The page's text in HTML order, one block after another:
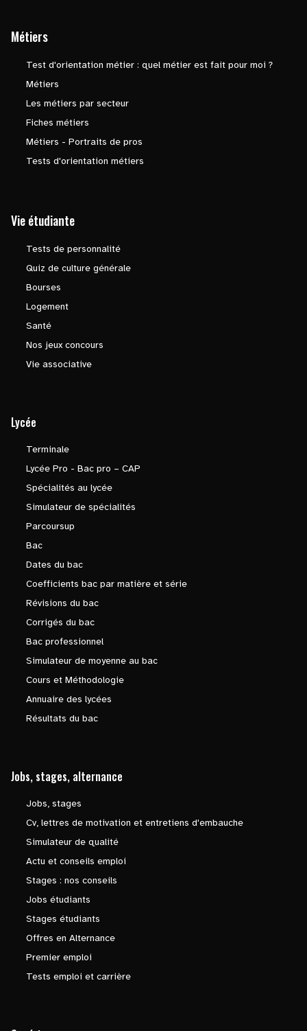
Métiers
Test d'orientation métier : quel métier est fait pour moi ?
Métiers
Les métiers par secteur
Fiches métiers
Métiers - Portraits de pros
Tests d'orientation métiers
Vie étudiante
Tests de personnalité
Quiz de culture générale
Bourses
Logement
Santé
Nos jeux concours
Vie associative
Lycée
Terminale
Lycée Pro - Bac pro – CAP
Spécialités au lycée
Simulateur de spécialités
Parcoursup
Bac
Dates du bac
Coefficients bac par matière et série
Révisions du bac
Corrigés du bac
Bac professionnel
Simulateur de moyenne au bac
Cours et Méthodologie
Annuaire des lycées
Résultats du bac
Jobs, stages, alternance
Jobs, stages
Cv, lettres de motivation et entretiens d'embauche
Simulateur de qualité
Actu et conseils emploi
Stages : nos conseils
Jobs étudiants
Stages étudiants
Offres en Alternance
Premier emploi
Tests emploi et carrière